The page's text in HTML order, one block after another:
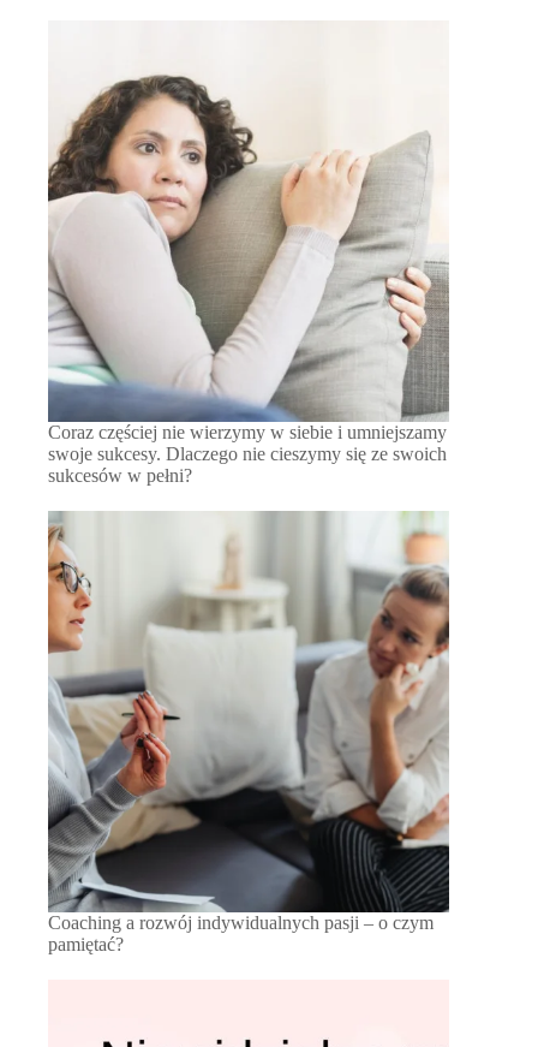
Coraz częściej nie wierzymy w siebie i umniejszamy
swoje sukcesy. Dlaczego nie cieszymy się ze swoich
sukcesów w pełni?
Coaching a rozwój indywidualnych pasji – o czym
pamiętać?